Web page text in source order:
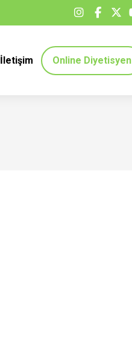
İletişim Online Diyetisyen